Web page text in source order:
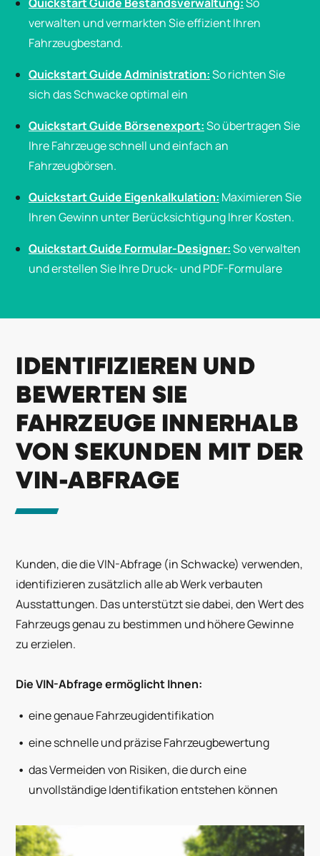
verwalten und vermarkten Sie effizient Ihren
Fahrzeugbestand.
Quickstart Guide Administration:So richten Sie
sich das Schwacke optimal ein
Quickstart Guide Börsenexport:So übertragen Sie
Ihre Fahrzeuge schnell und einfach an
Fahrzeugbörsen.
Quickstart Guide Eigenkalkulation: Maximieren Sie
Ihren Gewinn unter Berücksichtigung Ihrer Kosten.
Quickstart Guide Formular-Designer:So verwalten
und erstellen Sie Ihre Druck- und PDF-Formulare
IDENTIFIZIEREN UND
BEWERTEN SIE
FAHRZEUGE INNERHALB
VON SEKUNDEN MIT DER
VIN-ABFRAGE
Kunden, die die VIN-Abfrage (in Schwacke) verwenden,
identifizieren zusätzlich alle ab Werk verbauten
Ausstattungen. Das unterstützt sie dabei, den Wert des
Fahrzeugs genau zu bestimmen und höhere Gewinne
zu erzielen.
Die VIN-Abfrage ermöglicht Ihnen:
eine genaue Fahrzeugidentifikation
eine schnelle und präzise Fahrzeugbewertung
das Vermeiden von Risiken, die durch eine
unvollständige Identifikation entstehen können